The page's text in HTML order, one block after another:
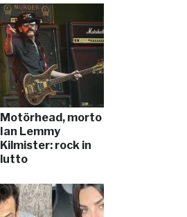
Motörhead, morto
Ian Lemmy
Kilmister: rock in
lutto